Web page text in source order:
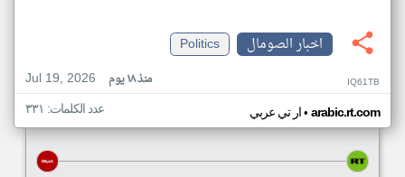
اخبار الصومال
Politics
Jul 19, 2026
منذ ١٨ يوم IQ61TB
ار تي عربي• arabic.rt.com عدد الكلمات: ٣٣١